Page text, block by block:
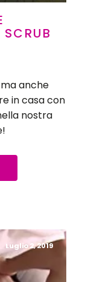
anche
in casa con
nostra
Luglio 2, 2019